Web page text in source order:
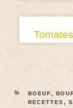
BOEUF,
RECETTES ,